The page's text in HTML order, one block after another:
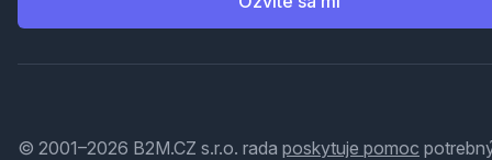
© 2001–2026 B2M.CZ s.r.o. rada poskytuje pomoc